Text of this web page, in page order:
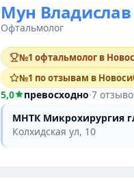
Мун
Офтальмолог
№1 офтальмолог в
№1 по отзывам в
5,0 превосходно·7
МНТК Микрохирургия
Колхидская ул, 10